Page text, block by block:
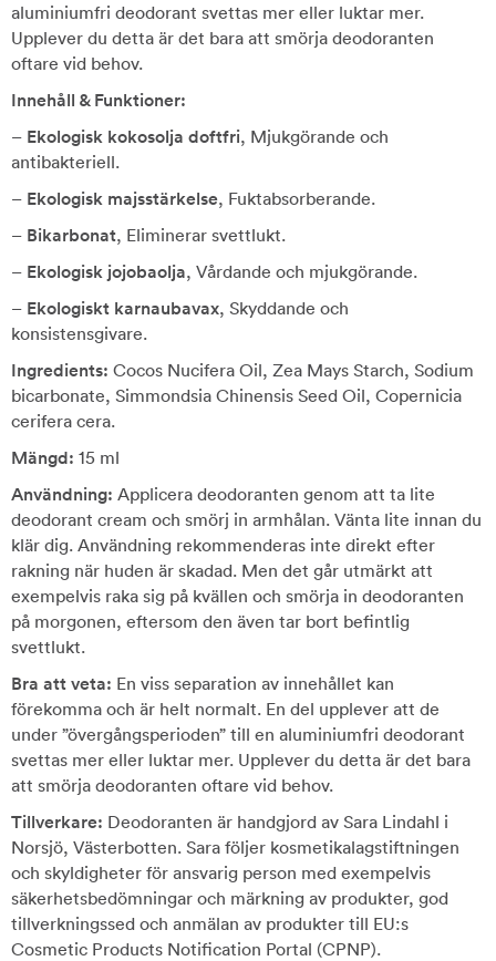
aluminiumfri deodorant svettas mer eller luktar mer.
Upplever du detta är det bara att smörja deodoranten
oftare vid behov.
Innehåll & Funktioner:
– Ekologisk kokosolja doftfri, Mjukgörande och
antibakteriell.
– Ekologisk majsstärkelse, Fuktabsorberande.
– Bikarbonat, Eliminerar svettlukt.
– Ekologisk jojobaolja, Vårdande och mjukgörande.
– Ekologiskt karnaubavax, Skyddande och
konsistensgivare.
Ingredients: Cocos Nucifera Oil, Zea Mays Starch, Sodium
bicarbonate, Simmondsia Chinensis Seed Oil, Copernicia
cerifera cera.
Mängd: 15 ml
Användning: Applicera deodoranten genom att ta lite
deodorant cream och smörj in armhålan. Vänta lite innan du
klär dig. Användning rekommenderas inte direkt efter
rakning när huden är skadad. Men det går utmärkt att
exempelvis raka sig på kvällen och smörja in deodoranten
på morgonen, eftersom den även tar bort befintlig
svettlukt.
Bra att veta: En viss separation av innehållet kan
förekomma och är helt normalt. En del upplever att de
under ”övergångsperioden” till en aluminiumfri deodorant
svettas mer eller luktar mer. Upplever du detta är det bara
att smörja deodoranten oftare vid behov.
Tillverkare: Deodoranten är handgjord av Sara Lindahl i
Norsjö, Västerbotten. Sara följer kosmetikalagstiftningen
och skyldigheter för ansvarig person med exempelvis
säkerhetsbedömningar och märkning av produkter, god
tillverkningssed och anmälan av produkter till EU:s
Cosmetic Products Notification Portal (CPNP).